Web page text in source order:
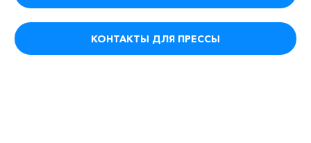
КОНТАКТЫ ДЛЯ ПРЕССЫ